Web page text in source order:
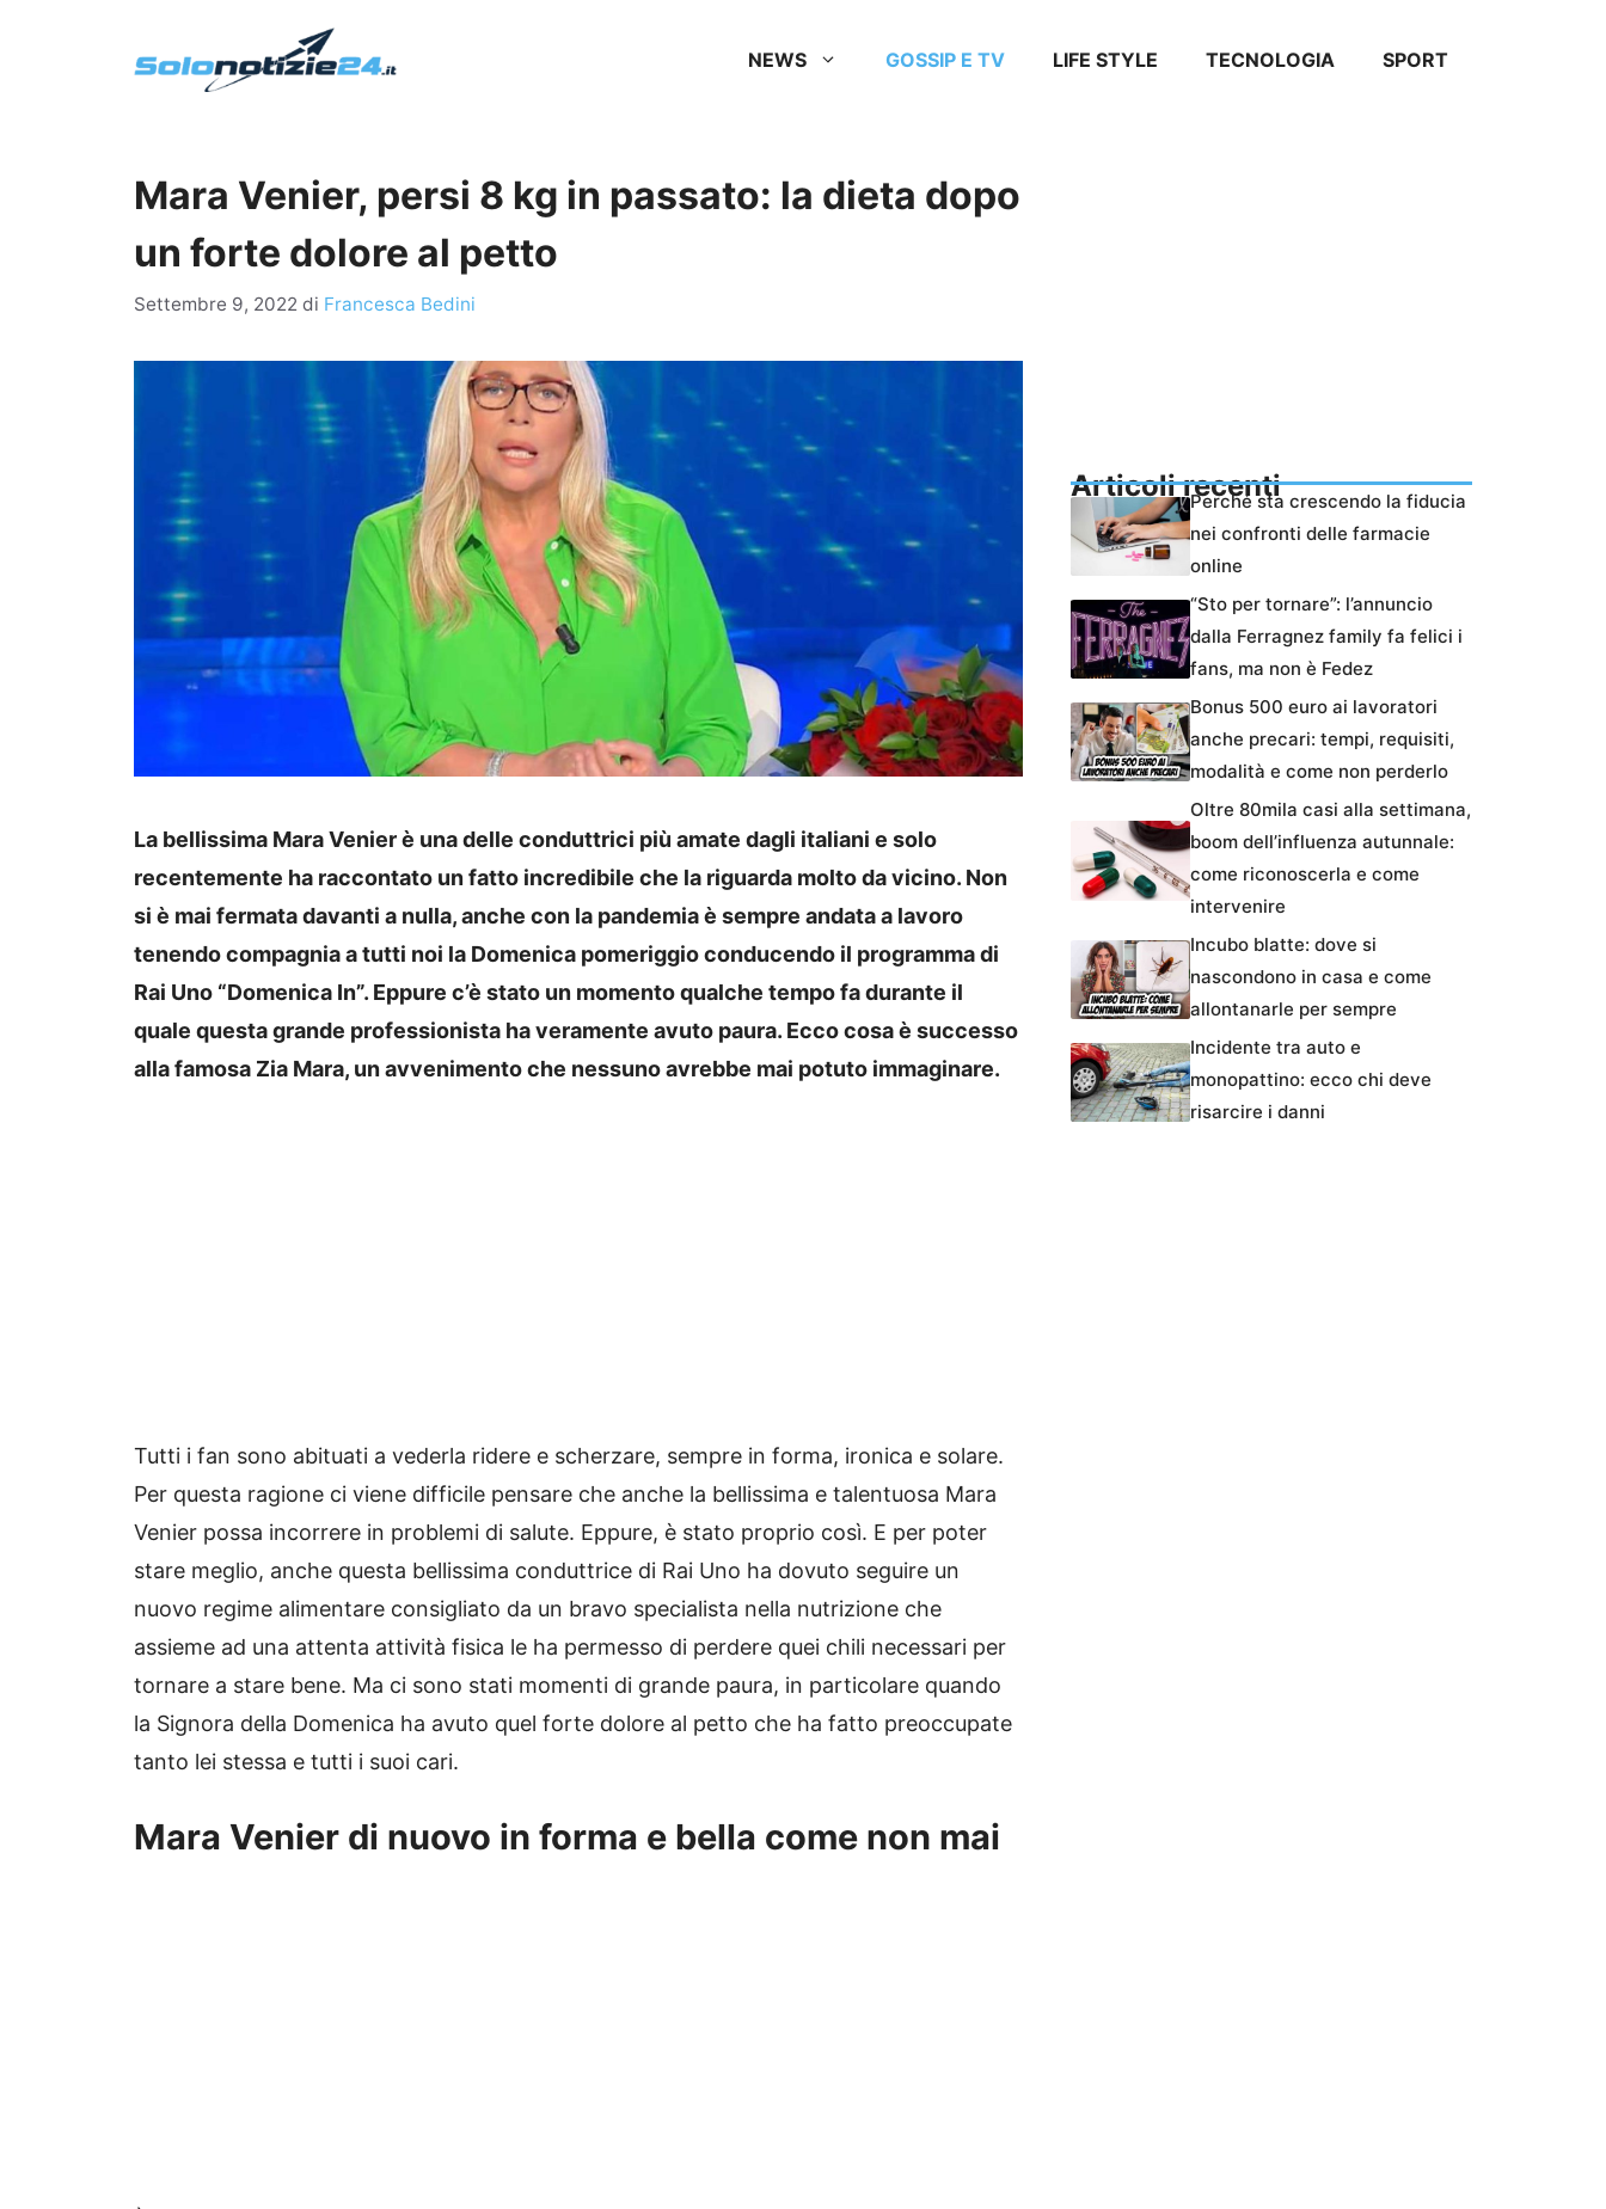
NEWS GOSSIP E TV LIFE STYLE TECNOLOGIA SPORT
Mara Venier, persi 8 kg in passato: la dieta dopo
un forte dolore al petto
Settembre 9, 2022 di Francesca Bedini
La bellissima Mara Venier è una delle conduttrici più amate dagli italiani e solo
recentemente ha raccontato un fatto incredibile che la riguarda molto da vicino. Non
si è mai fermata davanti a nulla, anche con la pandemia è sempre andata a lavoro
tenendo compagnia a tutti noi la Domenica pomeriggio conducendo il programma di
Rai Uno “Domenica In”. Eppure c’è stato un momento qualche tempo fa durante il
quale questa grande professionista ha veramente avuto paura. Ecco cosa è successo
alla famosa Zia Mara, un avvenimento che nessuno avrebbe mai potuto immaginare.
Tutti i fan sono abituati a vederla ridere e scherzare, sempre in forma, ironica e solare.
Per questa ragione ci viene difficile pensare che anche la bellissima e talentuosa Mara
Venier possa incorrere in problemi di salute. Eppure, è stato proprio così. E per poter
stare meglio, anche questa bellissima conduttrice di Rai Uno ha dovuto seguire un
nuovo regime alimentare consigliato da un bravo specialista nella nutrizione che
assieme ad una attenta attività fisica le ha permesso di perdere quei chili necessari per
tornare a stare bene. Ma ci sono stati momenti di grande paura, in particolare quando
la Signora della Domenica ha avuto quel forte dolore al petto che ha fatto preoccupate
tanto lei stessa e tutti i suoi cari.
Mara Venier di nuovo in forma e bella come non mai
Articoli recentiPerché sta crescendo la fiducia
nei confronti delle farmacie
online
“Sto per tornare”: l’annuncio
dalla Ferragnez family fa felici i
fans, ma non è Fedez
Bonus 500 euro ai lavoratori
anche precari: tempi, requisiti,
modalità e come non perderlo
Oltre 80mila casi alla settimana,
boom dell’influenza autunnale:
come riconoscerla e come
intervenire
Incubo blatte: dove si
nascondono in casa e come
allontanarle per sempre
Incidente tra auto e
monopattino: ecco chi deve
risarcire i danni